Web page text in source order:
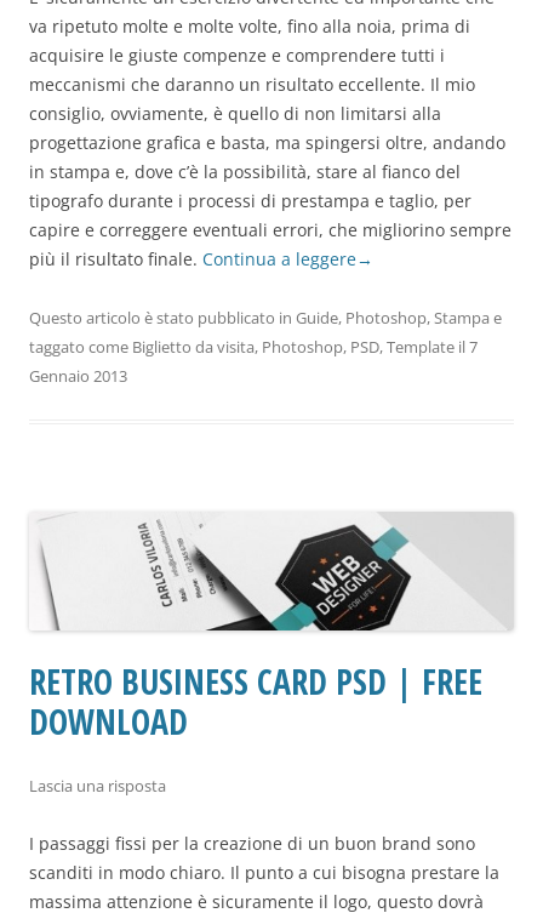
va ripetuto molte e molte volte, fino alla noia, prima di
acquisire le giuste compenze e comprendere tutti i
meccanismi che daranno un risultato eccellente. Il mio
consiglio, ovviamente, è quello di non limitarsi alla
progettazione grafica e basta, ma spingersi oltre, andando
in stampa e, dove c’è la possibilità, stare al fianco del
tipografo durante i processi di prestampa e taglio, per
capire e correggere eventuali errori, che migliorino sempre
più il risultato finale. Continua a leggere→
Questo articolo è stato pubblicato in Guide, Photoshop,Stampa e
taggato come Biglietto da visita, Photoshop, PSD,Template il7
Gennaio 2013
RETRO BUSINESS CARD PSD | FREE
DOWNLOAD
Lascia una risposta
I passaggi fissi per la creazione di un buon brand sono
scanditi in modo chiaro. Il punto a cui bisogna prestare la
massima attenzione è sicuramente il logo, questo dovrà